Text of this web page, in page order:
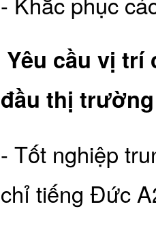
Yêu cầu vị trí
đầu thị
- Tốt nghiệp
chỉ tiếng Đức